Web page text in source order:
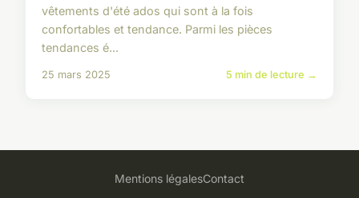
vêtements d'été ados qui sont à la fois
confortables et tendance. Parmi les pièces
tendances é...
25 mars 2025 5 min de lecture →
Mentions légalesContact